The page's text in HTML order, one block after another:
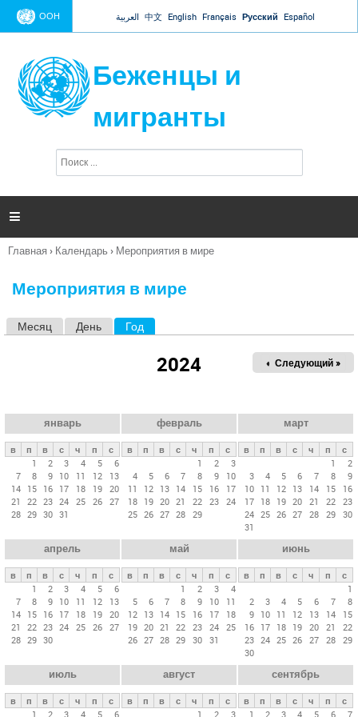
Jump to navigation
ООН العربية 中文 English Français Русский Español
Беженцы и
мигранты
п
и

Вы
Главная › Календарь › Мероприятия в мире
Мероприятия в мире
е
в
л
а
д
к
и
Месяц День Год
2024 « Пред.
Следующий »
январь
в п в с ч п
с
1
2 3 4 5
6
7
8 9 10 11 12
13
14 15 16 17 18 19 20
21
22 23 24 25 26 27
28 29 30 31
февраль
в п в с ч п
с
1
2
3
4
5 6 7 8 9
10
11
12 13 14 15 16
17
18 19 20 21 22 23 24
25 26 27 28 29
март
в п в с ч п
с
1
2
3
4 5 6 7 8
9
10 11 12 13 14 15
16
17 18 19 20 21 22 23
24 25 26 27 28 29 30
31
апрель
в п в с ч п
с
1
2 3 4 5
6
7
8 9 10 11 12
13
14 15 16 17 18 19 20
21
22 23 24 25 26 27
28 29 30
май
в п в с ч п
с
1
2 3
4
5
6 7 8 9 10
11
12 13 14 15 16 17
18
19 20 21 22 23 24 25
26 27 28 29 30 31
июнь
в п в с ч п
с
1
2
3 4 5 6 7
8
9 10 11 12 13 14
15
16 17 18 19 20 21
22
23 24 25 26 27 28 29
30
июль
в п в с ч п
с
1
2 3 4 5 6
август
в п в с ч п
с
1
2 3
сентябрь
в п в с ч п
с
1
2 3 4 5 6 7